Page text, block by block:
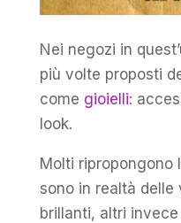
Nei negozi in
più volte proposti
come gioielli:
look.
Molti ripropongono
sono in realtà delle
brillanti, altri